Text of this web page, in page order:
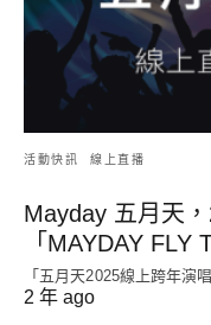
活動快訊 線上直播
Mayday 五月天
「MAYDAY FLY
「五月天2025線上跨年演
2 年 ago